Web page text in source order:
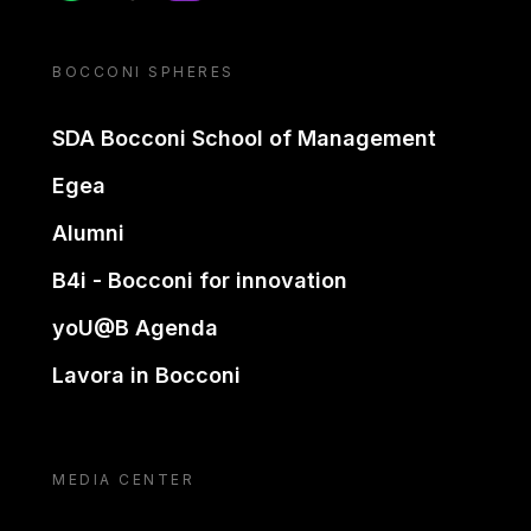
BOCCONI SPHERES
SDA Bocconi School of Management
Egea
Alumni
B4i - Bocconi for innovation
yoU@B Agenda
Lavora in Bocconi
MEDIA CENTER